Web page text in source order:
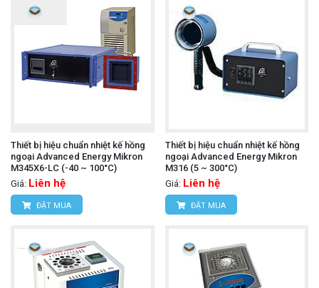
Thiết bị hiệu chuẩn nhiệt kế hồng
ngoại Advanced Energy Mikron
M345X6-LC (-40 ~ 100°C)
Giá: Liên hệ
ĐẶT MUA
Thiết bị hiệu chuẩn nhiệt kế hồng
ngoại Advanced Energy Mikron
M316 (5 ~ 300°C)
Giá: Liên hệ
ĐẶT MUA